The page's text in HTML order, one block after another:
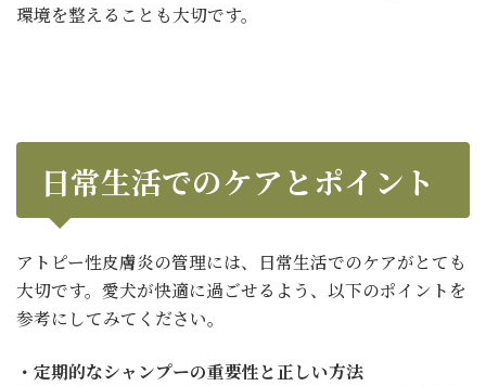
環境を整えることも大切です。
日常生活でのケアとポイント
アトピー性皮膚炎の管理には、日常生活でのケアがとても
大切です。愛犬が快適に過ごせるよう、以下のポイントを
参考にしてみてください。
・定期的なシャンプーの重要性と正しい方法